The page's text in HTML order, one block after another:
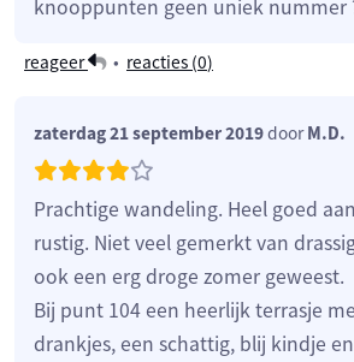
knooppunten geen uniek nummer
reageer • reacties (0)
zaterdag 21 september 2019doorM.D.
Prachtige wandeling. Heel goed
rustig. Niet veel gemerkt van
ook een erg droge zomer geweest.
Bij punt 104 een heerlijk terrasje
drankjes, een schattig, blij kindje